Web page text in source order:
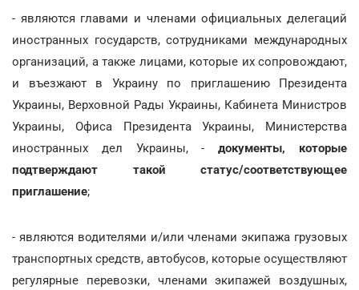
- являются главами и членами официальных делегаций
иностранных государств, сотрудниками международных
организаций, а также лицами, которые их сопровождают,
и въезжают в Украину по приглашению Президента
Украины, Верховной Рады Украины, Кабинета Министров
Украины, Офиса Президента Украины, Министерства
иностранных дел Украины, -документы, которые
подтверждают такой статус/соответствующее
приглашение;
- являются водителями и/или членами экипажа грузовых
транспортных средств, автобусов, которые осуществляют
регулярные перевозки, членами экипажей воздушных,